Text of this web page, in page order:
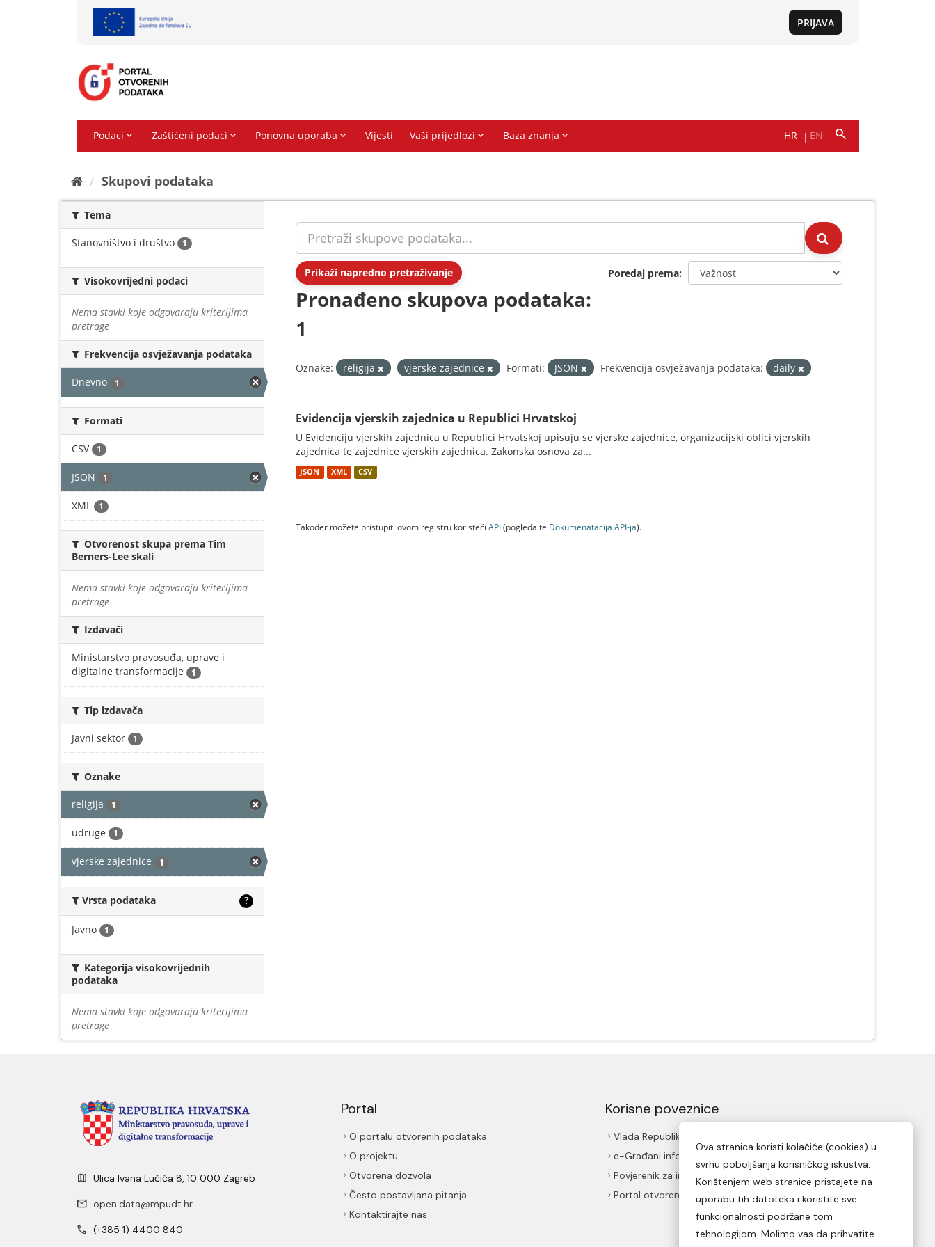
Skupovi podаtаkа
Tema
Stanovništvo i društvo 1
Visokovrijedni podaci
Nema stavki koje odgovaraju kriterijima
pretrage
Frekvencija osvježavanja podataka
Dnevno 1
Formati
CSV 1
JSON 1
XML 1
Otvorenost skupa prema Tim
Berners-Lee skali
Nema stavki koje odgovaraju kriterijima
pretrage
Izdavači
Ministarstvo pravosuđa, uprave i
digitalne transformacije
1
Tip izdavača
Javni sektor 1
Oznake
religija 1
udruge 1
vjerske zajednice 1
Vrsta podataka ?
Javno 1
Kategorija visokovrijednih
podataka
Nema stavki koje odgovaraju kriterijima
pretrage
Prikaži napredno pretraživanje Poredaj prema
Pronađeno skupova podataka:
1
Oznake: religija vjerske zajednice Formati: JSON Frekvencija osvježavanja podataka: daily
Evidencija vjerskih zajednica u Republici Hrvatskoj
U Evidenciju vjerskih zajednica u Republici Hrvatskoj upisuju se vjerske zajednice, organizacijski oblici vjerskih
zajednica te zajednice vjerskih zajednica. Zakonska osnova za...
JSON XML CSV
Također možete pristupiti ovom registru koristeći API(pogledajte Dokumenаtаcijа API-jа).